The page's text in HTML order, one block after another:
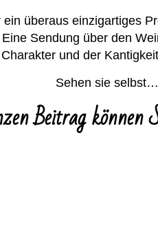
ein überaus einzigartiges
Sendung über den
und der
Sehen sie selbst…
Beitrag können